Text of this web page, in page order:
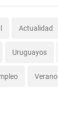
Actualidad
Uruguayos
Verano